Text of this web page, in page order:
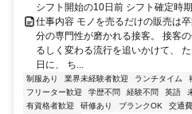
シフト開始の10日前 シフト確定時
仕事内容 モノを売るだけの販売は
分の専門性が磨かれる接客。 接客
るしく変わる流行を追いかけて、
日に、 ち...
制服あり 業界未経験者歓迎 ランチタイム
フリーター歓迎
学歴不問 経験不問 英語
有資格者歓迎
研修あり ブランクOK 交通